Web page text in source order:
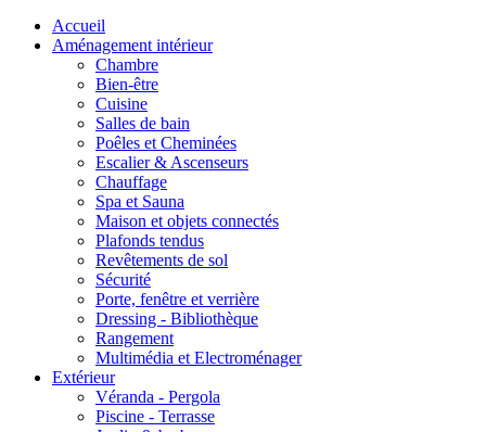
Accueil
Aménagement intérieur
Chambre
Bien-être
Cuisine
Salles de bain
Poêles et Cheminées
Escalier & Ascenseurs
Chauffage
Spa et Sauna
Maison et objets connectés
Plafonds tendus
Revêtements de sol
Sécurité
Porte, fenêtre et verrière
Dressing - Bibliothèque
Rangement
Multimédia et Electroménager
Extérieur
Véranda - Pergola
Piscine - Terrasse